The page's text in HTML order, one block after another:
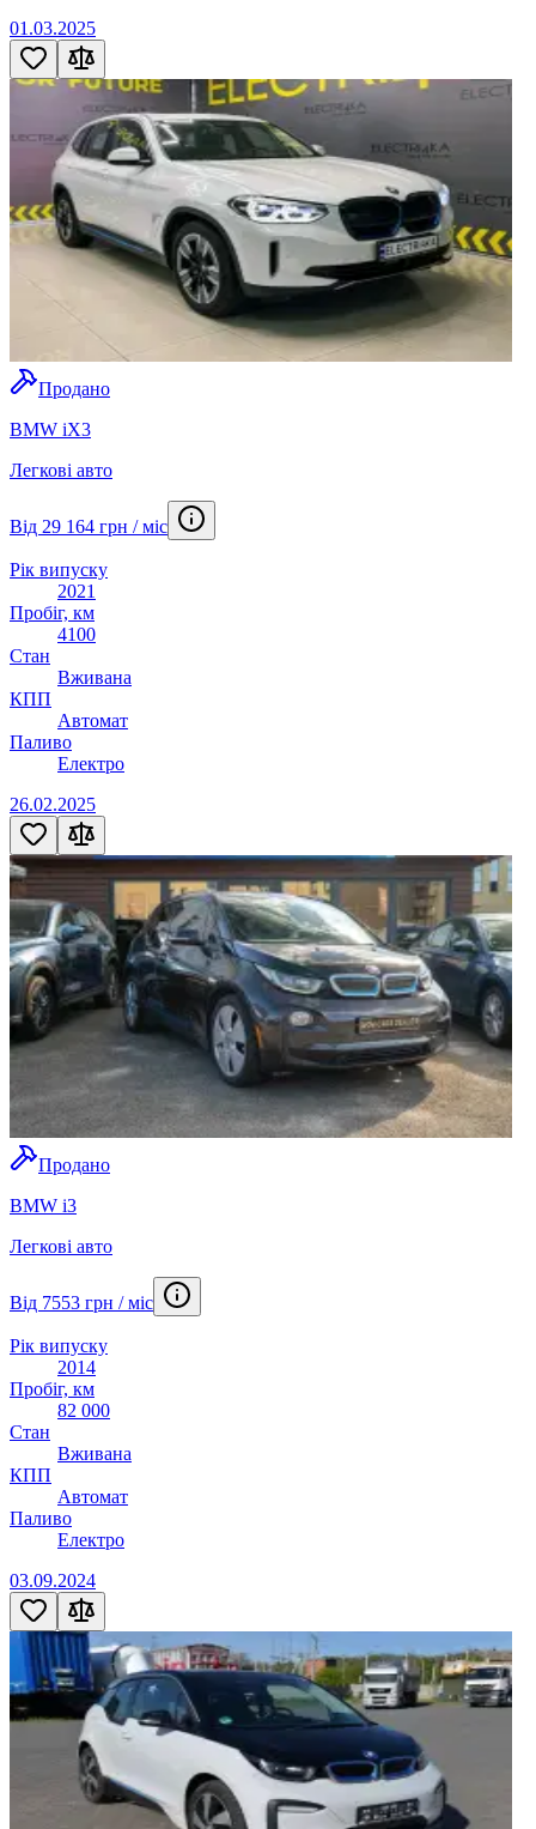
01.03.2025
Продано
BMW iX3
Легкові авто
Від 29 164 грн / міс
Рік випуску
2021
Пробіг, км
4100
Стан
Вживана
КПП
Автомат
Паливо
Електро
26.02.2025
Продано
BMW i3
Легкові авто
Від 7553 грн / міс
Рік випуску
2014
Пробіг, км
82 000
Стан
Вживана
КПП
Автомат
Паливо
Електро
03.09.2024